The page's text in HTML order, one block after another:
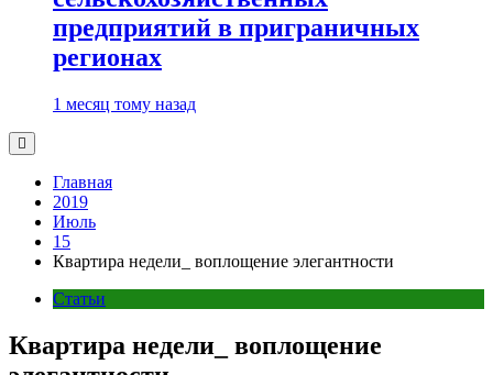
предприятий в приграничных
регионах
1 месяц тому назад
Главная
2019
Июль
15
Квартира недели_ воплощение элегантности
Статьи
Квартира недели_ воплощение